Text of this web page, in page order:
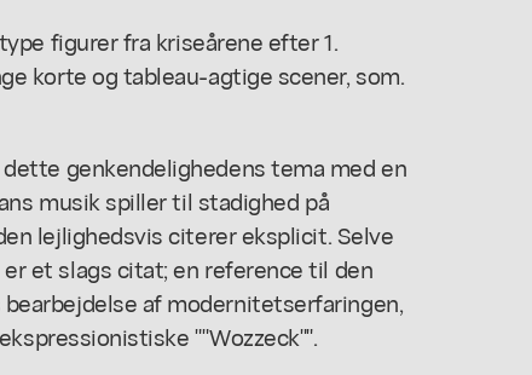
figurer fra kriseårene efter 1.
korte og tableau-agtige scener, som.
genkendelighedens tema med en
musik spiller til stadighed på
lejlighedsvis citerer eksplicit. Selve
et slags citat; en reference til den
af modernitetserfaringen,
""Wozzeck"".